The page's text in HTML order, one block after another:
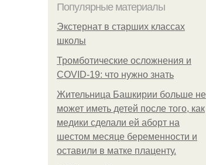
Популярные материалы
Экстернат в старших классах
школы
Тромботические осложнения и
COVID-19: что нужно знать
Жительница Башкирии больше не
может иметь детей после того, как
медики сделали ей аборт на
шестом месяце беременности и
оставили в матке плаценту.